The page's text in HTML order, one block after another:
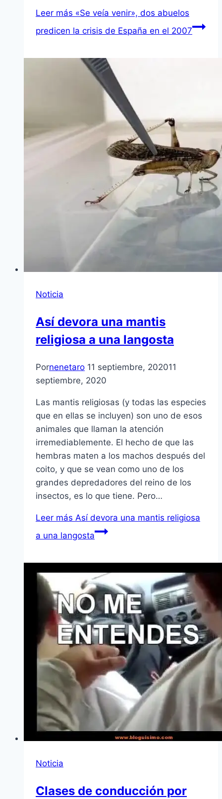
Leer más «Se veí­a venir», dos abuelos
predicen la crisis de España en el 2007
Noticia
Así devora una mantis
religiosa a una langosta
Pornenetaro 11 septiembre, 202011
septiembre, 2020
Las mantis religiosas (y todas las especies
que en ellas se incluyen) son uno de esos
animales que llaman la atención
irremediablemente. El hecho de que las
hembras maten a los machos después del
coito, y que se vean como uno de los
grandes depredadores del reino de los
insectos, es lo que tiene. Pero…
Leer más Así devora una mantis religiosa
a una langosta
Noticia
Clases de conducción por